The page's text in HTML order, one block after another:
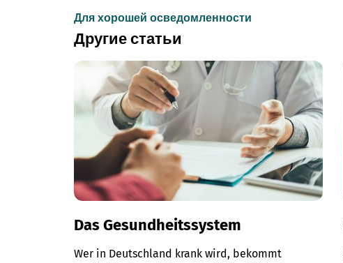
Для хорошей осведомленности
Другие статьи
Das Gesundheitssystem
Wer in Deutschland krank wird, bekommt